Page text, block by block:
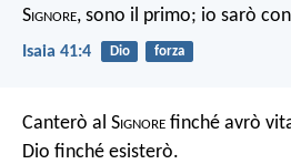
Signore, sono il primo; io sarò
Isaia 41:4 Dio forza
Canterò al Signore finché avrò
Dio finché esisterò.